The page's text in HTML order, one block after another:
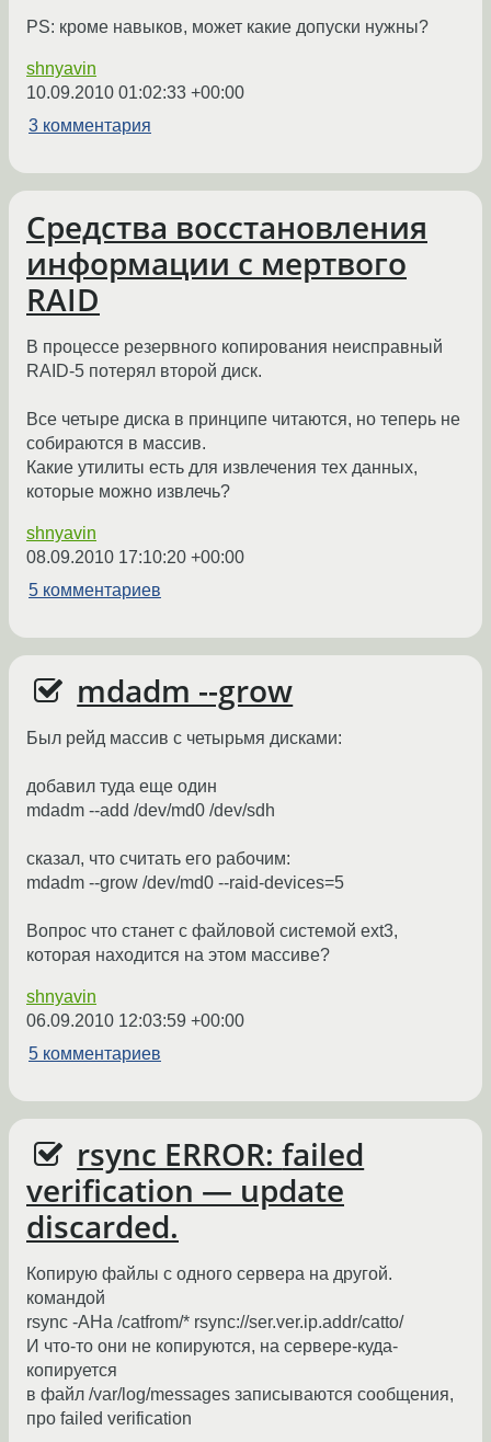
PS: кроме навыков, может какие допуски нужны?
shnyavin
10.09.2010 01:02:33 +00:00
3 комментария
Средства восстановления
информации с мертвого
RAID
В процессе резервного копирования неисправный
RAID-5 потерял второй диск.
Все четыре диска в принципе читаются, но теперь не
собираются в массив.
Какие утилиты есть для извлечения тех данных,
которые можно извлечь?
shnyavin
08.09.2010 17:10:20 +00:00
5 комментариев
mdadm --grow
Был рейд массив с четырьмя дисками:
добавил туда еще один
mdadm --add /dev/md0 /dev/sdh
сказал, что считать его рабочим:
mdadm --grow /dev/md0 --raid-devices=5
Вопрос что станет с файловой системой ext3,
которая находится на этом массиве?
shnyavin
06.09.2010 12:03:59 +00:00
5 комментариев
rsync ERROR:failed
verification — update
discarded.
Копирую файлы с одного сервера на другой.
командой
rsync -AHa /catfrom/* rsync://ser.ver.ip.addr/catto/
И что-то они не копируются, на сервере-куда-
копируется
в файл /var/log/messages записываются сообщения,
про failed verification